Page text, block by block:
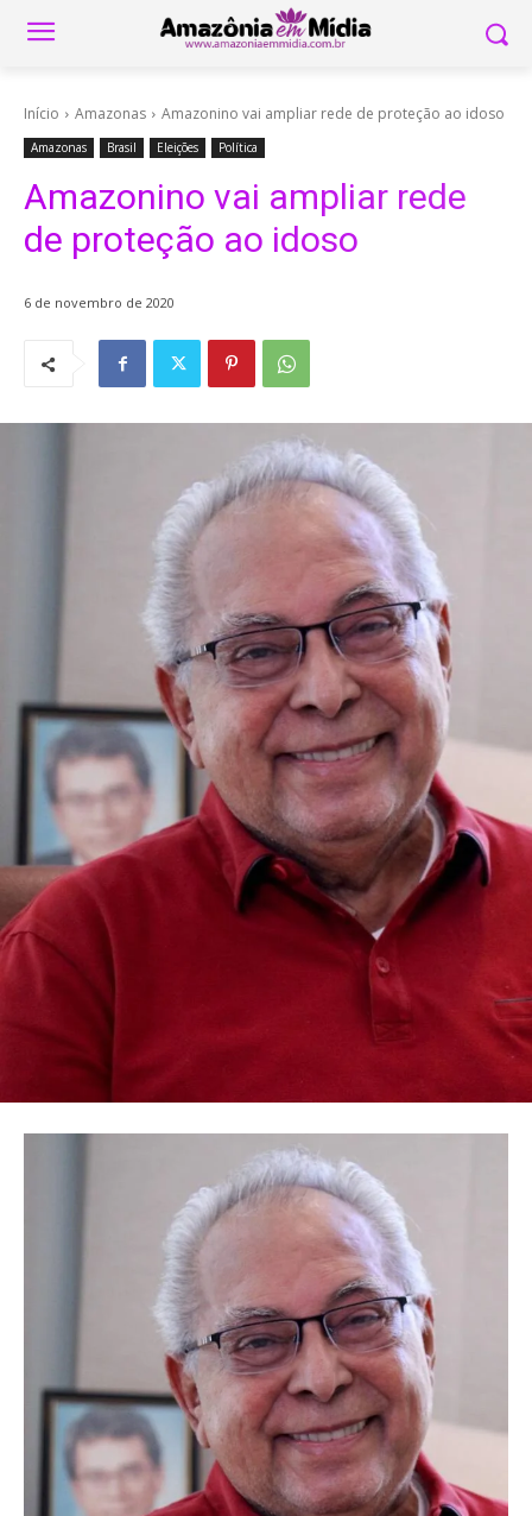
Início Amazonas Amazonino vai ampliar rede de proteção ao idoso
Amazonas Brasil Eleições Política
Amazonino vai ampliar rede
de proteção ao idoso
6 de novembro de 2020